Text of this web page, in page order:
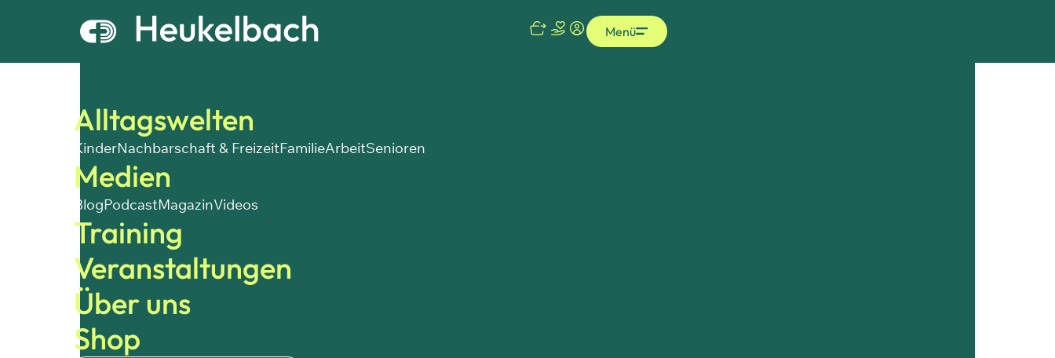
Alltagswelten
KinderNachbarschaft & FreizeitFamilieArbeitSenioren
Medien
BlogPodcastMagazinVideos
Training
Veranstaltungen
Über uns
Shop
Menü